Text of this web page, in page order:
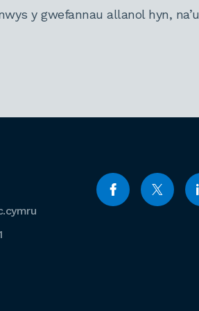
y gwefannau allanol hyn, na’u